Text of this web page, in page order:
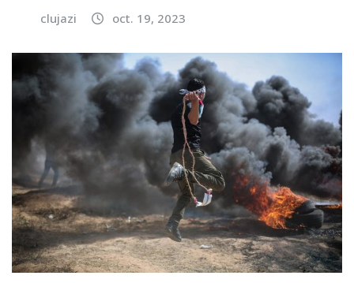
clujazi oct. 19, 2023